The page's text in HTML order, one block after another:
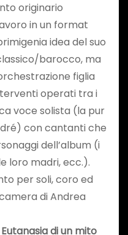
originario
in un format
idea del suo
barocco, ma
figlia
operati tra i
voce solista (la pur
con cantanti che
dell’album (i
loro madri, ecc.).
per soli, coro ed
di Andrea
di un mito